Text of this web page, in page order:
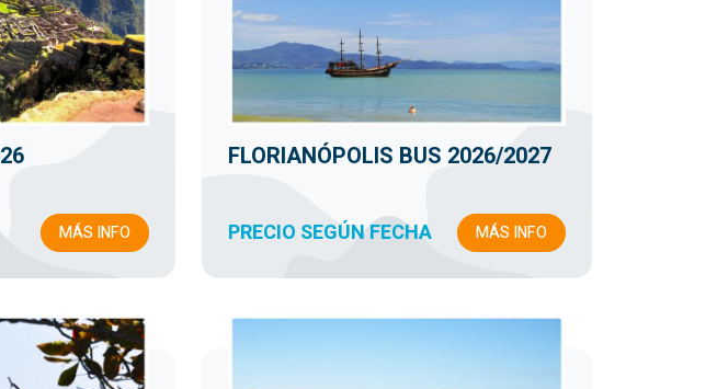
MÁS INFO
FLORIANÓPOLIS BUS 2026/2027
PRECIO SEGÚN FECHA MÁS INFO